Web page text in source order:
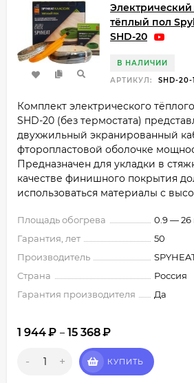
тёплый пол
SHD-20
В НАЛИЧИИ
АРТИКУЛ:
SHD-20-
Комплект электрического
SHD-20 (без термостата)
двухжильный экранированный
фторопластовой оболочке
Предназначен для укладки в
качестве финишного покрытия
использоваться материалы с
Площадь обогрева
0.9 — 26
Гарантия, лет
50
Производитель
Страна
Россия
Гарантия производителя
Да
1 944₽ – 15 368₽
- + КУПИТЬ